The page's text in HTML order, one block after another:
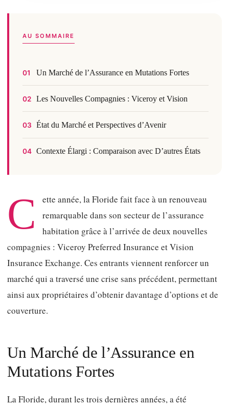
AU SOMMAIRE
01 Un Marché de l’Assurance en Mutations Fortes
02 Les Nouvelles Compagnies : Viceroy et Vision
03 État du Marché et Perspectives d’Avenir
04 Contexte Élargi : Comparaison avec D’autres États
C
ette année, la Floride fait face à un renouveau
remarquable dans son secteur de l’assurance
habitation grâce à l’arrivée de deux nouvelles
compagnies : Viceroy Preferred Insurance et Vision
Insurance Exchange. Ces entrants viennent renforcer un
marché qui a traversé une crise sans précédent, permettant
ainsi aux propriétaires d’obtenir davantage d’options et de
couverture.
Un Marché de l’Assurance en
Mutations Fortes
La Floride, durant les trois dernières années, a été